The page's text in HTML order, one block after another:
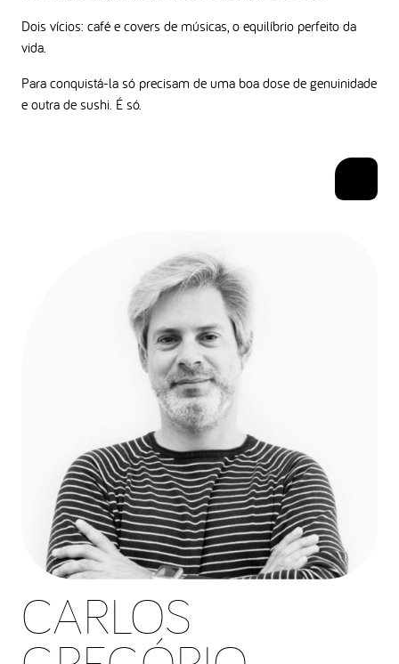
Dois vícios: café e covers de músicas, o equilíbrio perfeito da
vida.
Para conquistá-la só precisam de uma boa dose de genuinidade
e outra de sushi. É só.
CARLOS